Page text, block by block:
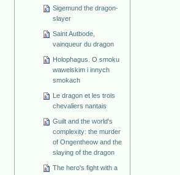
Sigemund the dragon-
slayer
Saint Autbode,
vainqueur du dragon
Holophagus. O smoku
wawelskim i innych
smokach
Le dragon et les trois
chevaliers nantais
Guilt and the world's
complexity: the murder
of Ongentheow and the
slaying of the dragon
The hero's fight with a